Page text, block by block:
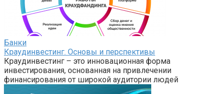
Банки
Краудинвестинг. Основы и перспективы
Краудинвестинг – это инновационная форма
инвестирования, основанная на привлечении
финансирования от широкой аудитории людей